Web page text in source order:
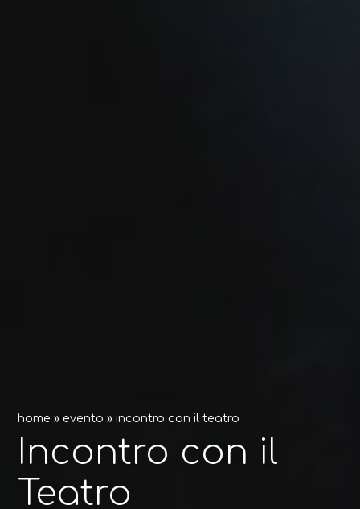
home » evento »incontro con il teatro
Incontro con il
Teatro